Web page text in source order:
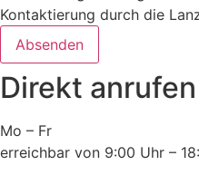
Kontaktierung durch die
Absenden
Direkt anrufen
Mo – Fr
erreichbar von 9:00 Uhr –